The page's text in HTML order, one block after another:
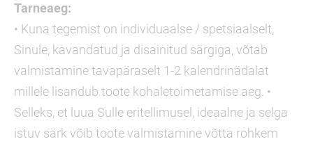
Tarneaeg:
• Kuna tegemist on individuaalse / spetsiaalselt,
Sinule, kavandatud ja disainitud särgiga, võtab
valmistamine tavapäraselt 1-2 kalendrinädalat
millele lisandub toote kohaletoimetamise aeg. •
Selleks, et luua Sulle eritellimusel, ideaalne ja selga
istuv särk võib toote valmistamine võtta rohkem